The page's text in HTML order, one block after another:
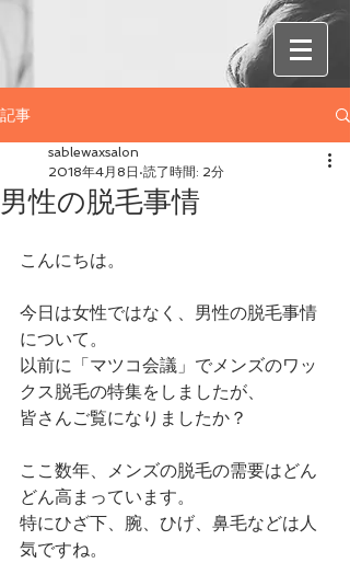
記事
男性の脱毛事情
sablewaxsalon
2018年4月8日 読了時間: 2分
こんにちは。
今日は女性ではなく、男性の脱毛事情
について。
以前に「マツコ会議」でメンズのワッ
クス脱毛の特集をしましたが、
皆さんご覧になりましたか？
ここ数年、メンズの脱毛の需要はどん
どん高まっています。
特にひざ下、腕、ひげ、鼻毛などは人
気ですね。